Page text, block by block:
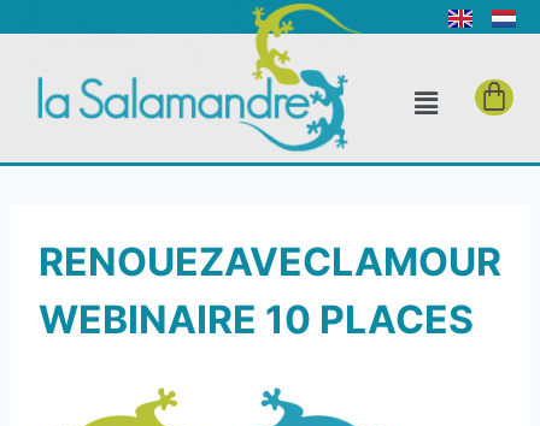
RENOUEZAVECLAMOUR
WEBINAIRE 10 PLACES